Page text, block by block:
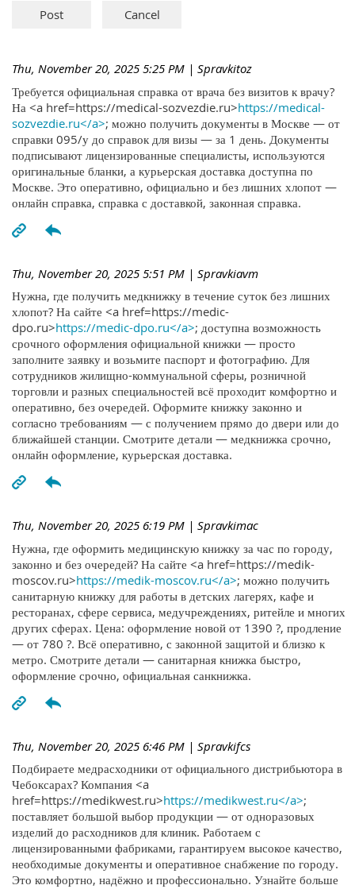
Thu, November 20, 2025 5:25 PM | Spravkitoz
Требуется официальная справка от врача без визитов к врачу?
На <a href=https://medical-sozvezdie.ru>https://medical-
sozvezdie.ru</a>; можно получить документы в Москве — от
справки 095/у до справок для визы — за 1 день. Документы
подписывают лицензированные специалисты, используются
оригинальные бланки, а курьерская доставка доступна по
Москве. Это оперативно, официально и без лишних хлопот —
онлайн справка, справка с доставкой, законная справка.
Thu, November 20, 2025 5:51 PM | Spravkiavm
Нужна, где получить медкнижку в течение суток без лишних
хлопот? На сайте <a href=https://medic-
dpo.ru>https://medic-dpo.ru</a>; доступна возможность
срочного оформления официальной книжки — просто
заполните заявку и возьмите паспорт и фотографию. Для
сотрудников жилищно-коммунальной сферы, розничной
торговли и разных специальностей всё проходит комфортно и
оперативно, без очередей. Оформите книжку законно и
согласно требованиям — с получением прямо до двери или до
ближайшей станции. Смотрите детали — медкнижка срочно,
онлайн оформление, курьерская доставка.
Thu, November 20, 2025 6:19 PM | Spravkimac
Нужна, где оформить медицинскую книжку за час по городу,
законно и без очередей? На сайте <a href=https://medik-
moscov.ru>https://medik-moscov.ru</a>; можно получить
санитарную книжку для работы в детских лагерях, кафе и
ресторанах, сфере сервиса, медучреждениях, ритейле и многих
других сферах. Цена: оформление новой от 1390 ?, продление
— от 780 ?. Всё оперативно, с законной защитой и близко к
метро. Смотрите детали — санитарная книжка быстро,
оформление срочно, официальная санкнижка.
Thu, November 20, 2025 6:46 PM | Spravkifcs
Подбираете медрасходники от официального дистрибьютора в
Чебоксарах? Компания <a
href=https://medikwest.ru>https://medikwest.ru</a>;
поставляет большой выбор продукции — от одноразовых
изделий до расходников для клиник. Работаем с
лицензированными фабриками, гарантируем высокое качество,
необходимые документы и оперативное снабжение по городу.
Это комфортно, надёжно и профессионально. Узнайте больше